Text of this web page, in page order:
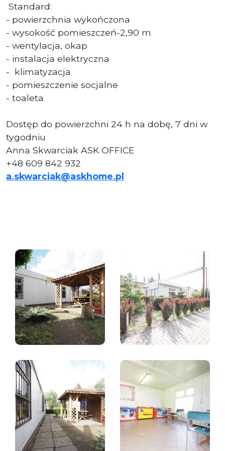
Standard:
- powierzchnia wykończona
- wysokość pomieszczeń-2,90 m
- wentylacja, okap
- instalacja elektryczna
- klimatyzacja
- pomieszczenie socjalne
- toaleta
Dostęp do powierzchni 24 h na dobę, 7 dni w
tygodniu
Anna Skwarciak ASK OFFICE
+48 609 842 932
a.skwarciak@askhome.pl